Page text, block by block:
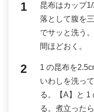
昆布はカップ
落として腹を
でサッと洗う
間ほどおく。
1 の昆布を
いわしを洗っ
る。【A】と 1
る。煮立った